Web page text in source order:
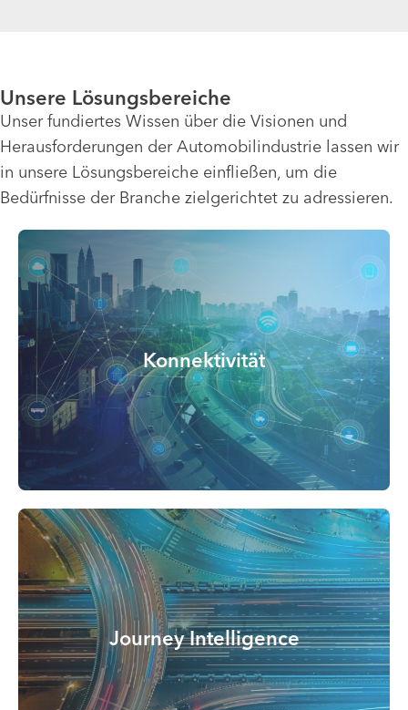
Unsere Lösungsbereiche
Unser fundiertes Wissen über die Visionen und
Herausforderungen der Automobilindustrie lassen wir
in unsere Lösungsbereiche einfließen, um die
Bedürfnisse der Branche zielgerichtet zu adressieren.
Konnektivität
Journey Intelligence